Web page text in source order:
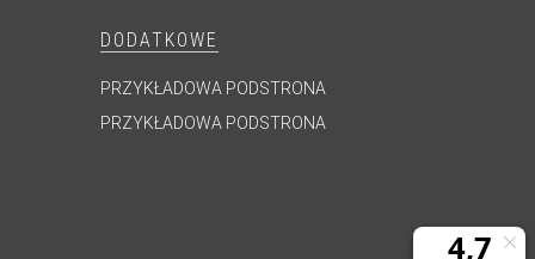
DODATKOWE
PRZYKŁADOWA PODSTRONA
PRZYKŁADOWA PODSTRONA